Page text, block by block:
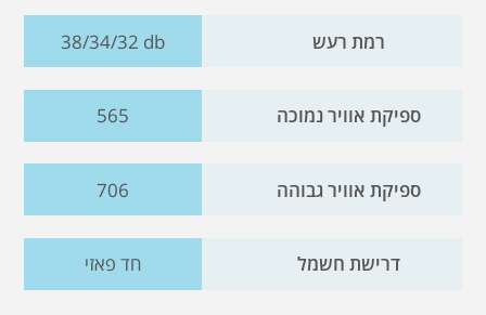
רמת רעש 38/34/32 db
ספיקת אוויר נמוכה 565
ספיקת אוויר גבוהה 706
דרישת חשמל חד פאזי